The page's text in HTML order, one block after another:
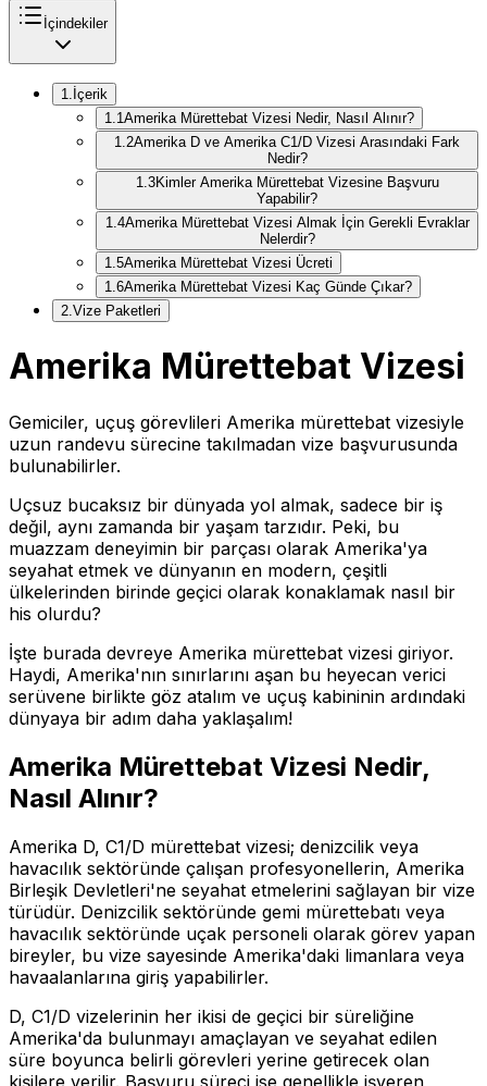
İçindekiler
1. İçerik
1.1Amerika Mürettebat Vizesi Nedir, Nasıl Alınır?
1.2Amerika D ve Amerika C1/D Vizesi Arasındaki Fark
Nedir?
1.3Kimler Amerika Mürettebat Vizesine Başvuru
Yapabilir?
1.4Amerika Mürettebat Vizesi Almak İçin Gerekli Evraklar
Nelerdir?
1.5Amerika Mürettebat Vizesi Ücreti
1.6Amerika Mürettebat Vizesi Kaç Günde Çıkar?
2.Vize Paketleri
Amerika Mürettebat Vizesi
Gemiciler, uçuş görevlileri Amerika mürettebat vizesiyle
uzun randevu sürecine takılmadan vize başvurusunda
bulunabilirler.
Uçsuz bucaksız bir dünyada yol almak, sadece bir iş
değil, aynı zamanda bir yaşam tarzıdır. Peki, bu
muazzam deneyimin bir parçası olarak Amerika'ya
seyahat etmek ve dünyanın en modern, çeşitli
ülkelerinden birinde geçici olarak konaklamak nasıl bir
his olurdu?
İşte burada devreye Amerika mürettebat vizesi giriyor.
Haydi, Amerika'nın sınırlarını aşan bu heyecan verici
serüvene birlikte göz atalım ve uçuş kabininin ardındaki
dünyaya bir adım daha yaklaşalım!
Amerika Mürettebat Vizesi Nedir,
Nasıl Alınır?
Amerika D, C1/D mürettebat vizesi; denizcilik veya
havacılık sektöründe çalışan profesyonellerin, Amerika
Birleşik Devletleri'ne seyahat etmelerini sağlayan bir vize
türüdür. Denizcilik sektöründe gemi mürettebatı veya
havacılık sektöründe uçak personeli olarak görev yapan
bireyler, bu vize sayesinde Amerika'daki limanlara veya
havaalanlarına giriş yapabilirler.
D, C1/D vizelerinin her ikisi de geçici bir süreliğine
Amerika'da bulunmayı amaçlayan ve seyahat edilen
süre boyunca belirli görevleri yerine getirecek olan
kişilere verilir. Başvuru süreci ise genellikle işveren